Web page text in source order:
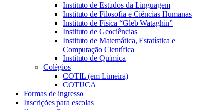
Instituto de Estudos da Linguagem
Instituto de Filosofia e Ciências Humanas
Instituto de Física “Gleb Wataghin”
Instituto de Geociências
Instituto de Matemática, Estatística e
Computação Científica
Instituto de Química
Colégios
COTIL (em Limeira)
COTUCA
Formas de ingresso
Inscrições para escolas